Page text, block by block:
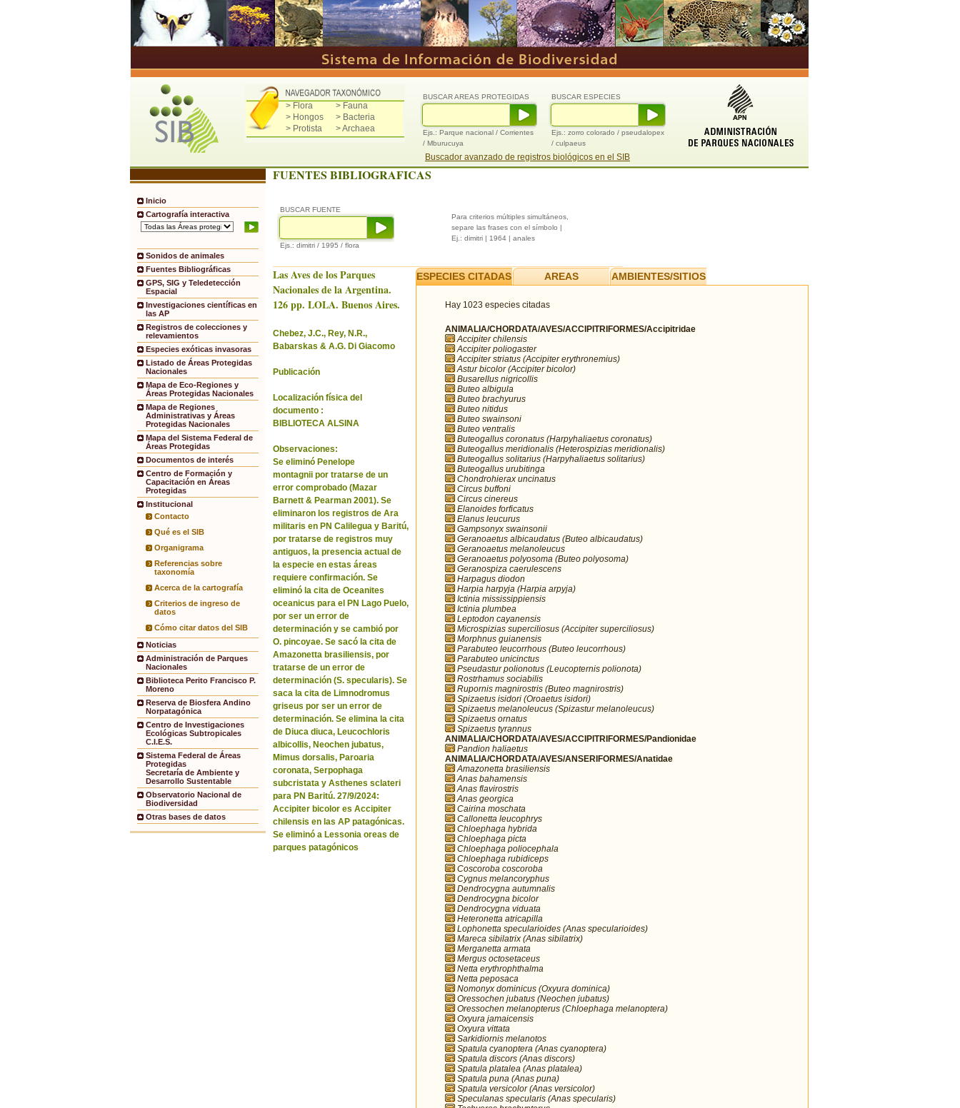
> Flora
> Fauna
> Hongos
> Bacteria
> Protista
> Archaea
BUSCAR ESPECIES
Ejs.: zorro colorado / pseudalopex
/ culpaeus
BUSCAR AREAS PROTEGIDAS
Ejs.: Parque nacional / Corrientes
/ Mburucuya
Buscador avanzado de registros biológicos en el SIB
Inicio
Cartografía interactiva
Sonidos de animales
Fuentes Bibliográficas
GPS, SIG y Teledetección
Espacial
Investigaciones científicas en
las AP
Registros de colecciones y
relevamientos
Especies exóticas invasoras
Listado de Áreas Protegidas
Nacionales
Mapa de Eco-Regiones y
Áreas Protegidas Nacionales
Mapa de Regiones
Administrativas y Áreas
Protegidas Nacionales
Mapa del Sistema Federal de
Áreas Protegidas
Documentos de interés
Centro de Formación y
Capacitación en Áreas
Protegidas
Institucional
Contacto
Qué es el SIB
Organigrama
Referencias sobre
taxonomía
Acerca de la cartografía
Criterios de ingreso de
datos
Cómo citar datos del SIB
Noticias
Administración de Parques
Nacionales
Biblioteca Perito Francisco P.
Moreno
Reserva de Biosfera Andino
Norpatagónica
Centro de Investigaciones
Ecológicas Subtropicales
C.I.E.S.
Sistema Federal de Áreas
Protegidas
Secretaría de Ambiente y
Desarrollo Sustentable
Observatorio Nacional de
Biodiversidad
Otras bases de datos
FUENTES BIBLIOGRAFICAS
BUSCAR FUENTE
Ejs.: dimitri / 1995 / flora
Para criterios múltiples simultáneos,
separe las frases con el símbolo |
Ej.: dimitri | 1964 | anales
Las Aves de los Parques
Nacionales de la Argentina.
126 pp. LOLA. Buenos Aires.
Chebez, J.C., Rey, N.R.,
Babarskas & A.G. Di Giacomo
Publicación
Localización física del
documento :
BIBLIOTECA ALSINA
Observaciones:
Se eliminó Penelope
montagnii por tratarse de un
error comprobado (Mazar
Barnett & Pearman 2001). Se
eliminaron los registros de Ara
militaris en PN Calilegua y Baritú,
por tratarse de registros muy
antiguos, la presencia actual de
la especie en estas áreas
requiere confirmación. Se
eliminó la cita de Oceanites
oceanicus para el PN Lago Puelo,
por ser un error de
determinación y se cambió por
O. pincoyae. Se sacó la cita de
Amazonetta brasiliensis, por
tratarse de un error de
determinación (S. specularis). Se
saca la cita de Limnodromus
griseus por ser un error de
determinación. Se elimina la cita
de Diuca diuca, Leucochloris
albicollis, Neochen jubatus,
Mimus dorsalis, Paroaria
coronata, Serpophaga
subcristata y Asthenes sclateri
para PN Baritú. 27/9/2024:
Accipiter bicolor es Accipiter
chilensis en las AP patagónicas.
Se eliminó a Lessonia oreas de
parques patagónicos
ESPECIES CITADAS AREAS AMBIENTES/SITIOS
Hay 1023 especies citadas
ANIMALIA/CHORDATA/AVES/ACCIPITRIFORMES/Accipitridae
Accipiter chilensis
Accipiter poliogaster
Accipiter striatus (Accipiter erythronemius)
Astur bicolor (Accipiter bicolor)
Busarellus nigricollis
Buteo albigula
Buteo brachyurus
Buteo nitidus
Buteo swainsoni
Buteo ventralis
Buteogallus coronatus (Harpyhaliaetus coronatus)
Buteogallus meridionalis (Heterospizias meridionalis)
Buteogallus solitarius (Harpyhaliaetus solitarius)
Buteogallus urubitinga
Chondrohierax uncinatus
Circus buffoni
Circus cinereus
Elanoides forficatus
Elanus leucurus
Gampsonyx swainsonii
Geranoaetus albicaudatus (Buteo albicaudatus)
Geranoaetus melanoleucus
Geranoaetus polyosoma (Buteo polyosoma)
Geranospiza caerulescens
Harpagus diodon
Harpia harpyja (Harpia arpyja)
Ictinia mississippiensis
Ictinia plumbea
Leptodon cayanensis
Microspizias superciliosus (Accipiter superciliosus)
Morphnus guianensis
Parabuteo leucorrhous (Buteo leucorrhous)
Parabuteo unicinctus
Pseudastur polionotus (Leucopternis polionota)
Rostrhamus sociabilis
Rupornis magnirostris (Buteo magnirostris)
Spizaetus isidori (Oroaetus isidori)
Spizaetus melanoleucus (Spizastur melanoleucus)
Spizaetus ornatus
Spizaetus tyrannus
ANIMALIA/CHORDATA/AVES/ACCIPITRIFORMES/Pandionidae
Pandion haliaetus
ANIMALIA/CHORDATA/AVES/ANSERIFORMES/Anatidae
Amazonetta brasiliensis
Anas bahamensis
Anas flavirostris
Anas georgica
Cairina moschata
Callonetta leucophrys
Chloephaga hybrida
Chloephaga picta
Chloephaga poliocephala
Chloephaga rubidiceps
Coscoroba coscoroba
Cygnus melancoryphus
Dendrocygna autumnalis
Dendrocygna bicolor
Dendrocygna viduata
Heteronetta atricapilla
Lophonetta specularioides (Anas specularioides)
Mareca sibilatrix (Anas sibilatrix)
Merganetta armata
Mergus octosetaceus
Netta erythrophthalma
Netta peposaca
Nomonyx dominicus (Oxyura dominica)
Oressochen jubatus (Neochen jubatus)
Oressochen melanopterus (Chloephaga melanoptera)
Oxyura jamaicensis
Oxyura vittata
Sarkidiornis melanotos
Spatula cyanoptera (Anas cyanoptera)
Spatula discors (Anas discors)
Spatula platalea (Anas platalea)
Spatula puna (Anas puna)
Spatula versicolor (Anas versicolor)
Speculanas specularis (Anas specularis)